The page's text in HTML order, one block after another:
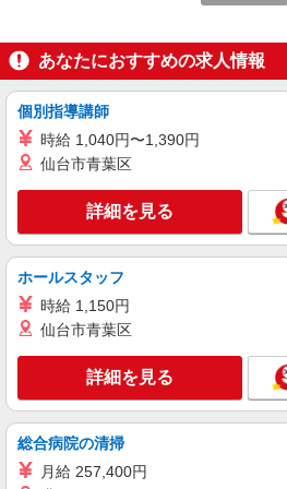
［アルバイト］
中！》 2025年12月
タイミングは要相談
アーバンドック
豊洲2-4-9 アーバン
キープ
パート
三井不動産商業マネジメント株式会社
事務アシスタント
［アルバイト・
東京都江東区豊
ぽーと豊洲
キープ
アルバイト パート
株式会社クオリティライフ・コンシェル
あなたにおすすめの求人情報
個別指導講師
時給 1,040円〜1,390円
仙台市青葉区
詳細を見る
ホールスタッフ
時給 1,150円
仙台市青葉区
詳細を見る
総合病院の清掃
月給 257,400円